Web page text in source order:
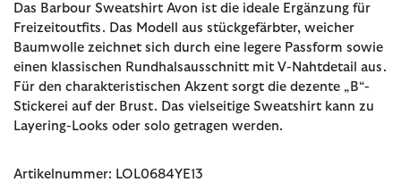
Das Barbour Sweatshirt Avon ist die ideale Ergänzung für
Freizeitoutfits. Das Modell aus stückgefärbter, weicher
Baumwolle zeichnet sich durch eine legere Passform sowie
einen klassischen Rundhalsausschnitt mit V-Nahtdetail aus.
Für den charakteristischen Akzent sorgt die dezente „B“-
Stickerei auf der Brust. Das vielseitige Sweatshirt kann zu
Layering-Looks oder solo getragen werden.
Artikelnummer: LOL0684YE13